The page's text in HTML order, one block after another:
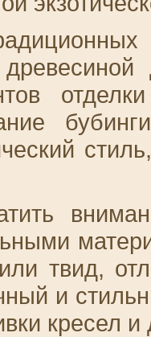
твид,
и
кресел и